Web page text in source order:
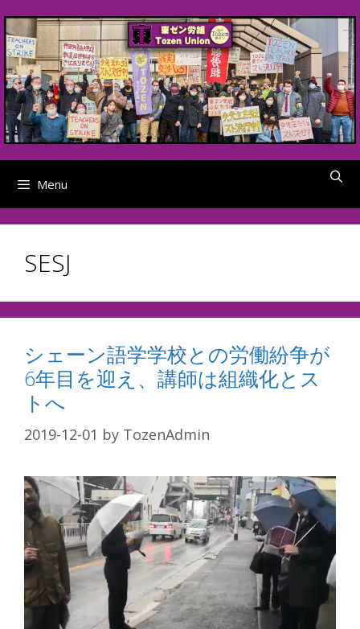
to
content
Menu
SESJ
シェーン語学学校との労働紛争が
6年目を迎え、講師は組織化とス
トへ
2019-12-01 by TozenAdmin